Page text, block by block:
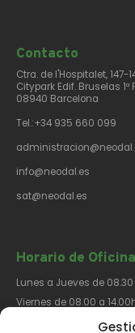
Contacto​
Ctra. de l'Hospitalet, 147-
Citypark Edif. Bruselas 1ª
08940 Barcelona
Tel.:+34 935 660 099
info@neodal.es
sat@neodal.es
Horario de
Lunes a Jueves de 08.30
Viernes de 08.00 a